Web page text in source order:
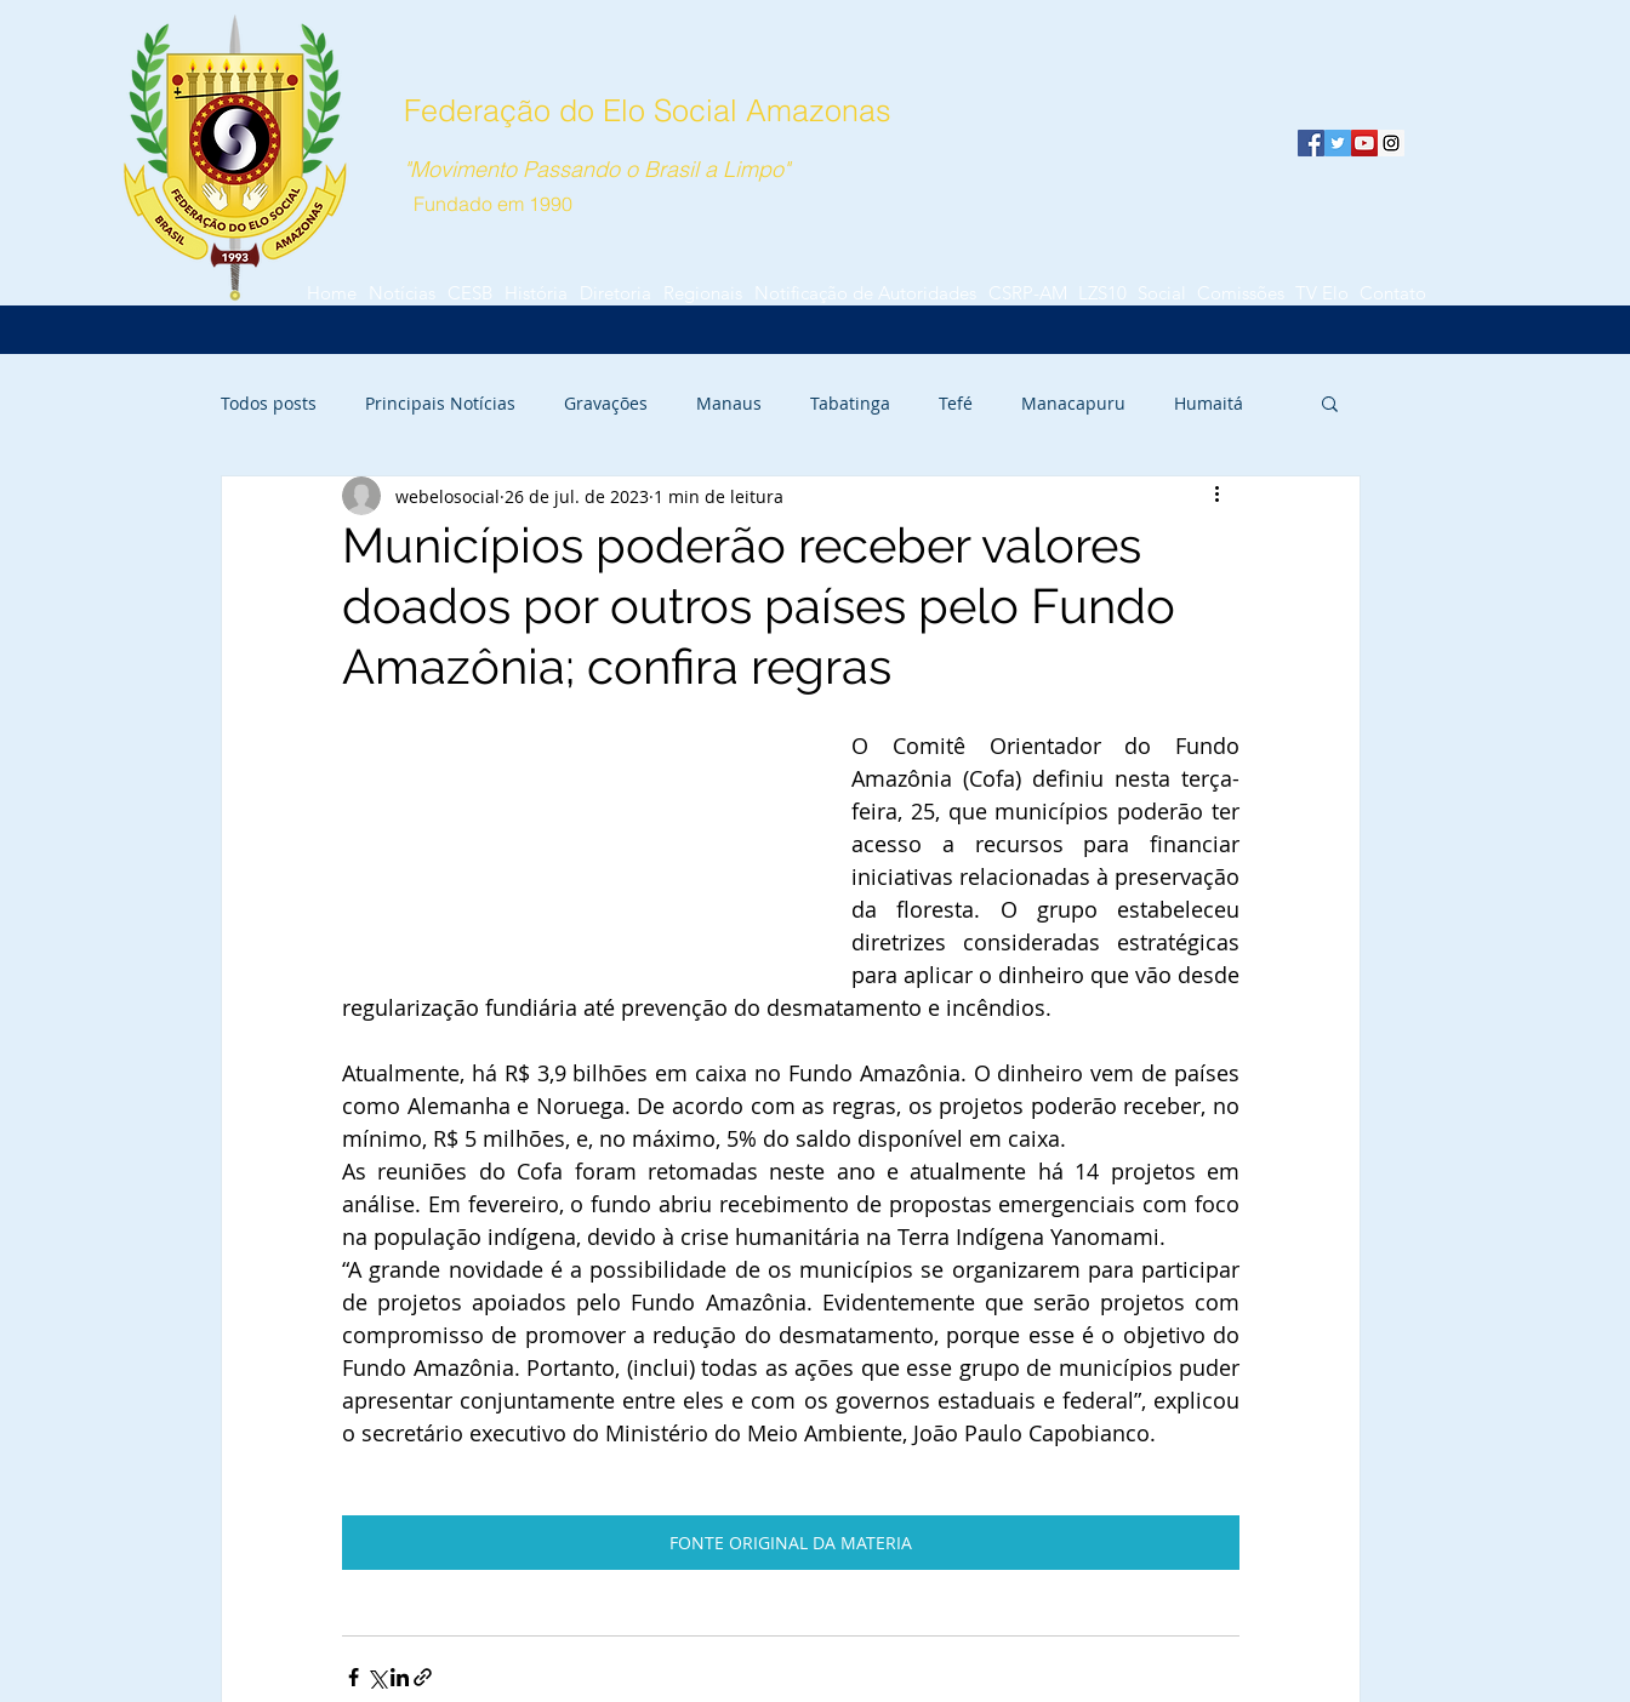
Home Notícias CESB História Diretoria Regionais Notificação de Autoridades CSRP-AM LZS10 Social Comissões TV Elo Contato
Federação do Elo Social Amazonas
"Movimento Passando o Brasil a Limpo"
Fundado em 1990
Todos posts Principais Notícias Gravações Manaus Tabatinga Tefé Manacapuru Humaitá
Itacoatiara Carauari Autazes
Municípios poderão receber valores
doados por outros países pelo Fundo
Amazônia; confira regras
webelosocial 26 de jul. de 2023 1 min de leitura
O Comitê Orientador do Fundo
Amazônia (Cofa) definiu nesta terça-
feira, 25, que municípios poderão ter
acesso a recursos para financiar
iniciativas relacionadas à preservação
da floresta. O grupo estabeleceu
diretrizes consideradas estratégicas
para aplicar o dinheiro que vão desde
regularização fundiária até prevenção do desmatamento e incêndios.
Atualmente, há R$ 3,9 bilhões em caixa no Fundo Amazônia. O dinheiro vem de países
como Alemanha e Noruega. De acordo com as regras, os projetos poderão receber, no
mínimo, R$ 5 milhões, e, no máximo, 5% do saldo disponível em caixa.
As reuniões do Cofa foram retomadas neste ano e atualmente há 14 projetos em
análise. Em fevereiro, o fundo abriu recebimento de propostas emergenciais com foco
na população indígena, devido à crise humanitária na Terra Indígena Yanomami.
“A grande novidade é a possibilidade de os municípios se organizarem para participar
de projetos apoiados pelo Fundo Amazônia. Evidentemente que serão projetos com
compromisso de promover a redução do desmatamento, porque esse é o objetivo do
Fundo Amazônia. Portanto, (inclui) todas as ações que esse grupo de municípios puder
apresentar conjuntamente entre eles e com os governos estaduais e federal”, explicou
o secretário executivo do Ministério do Meio Ambiente, João Paulo Capobianco.
FONTE ORIGINAL DA MATERIA